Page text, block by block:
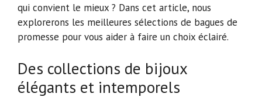
qui convient le mieux ? Dans cet article, nous
explorerons les meilleures sélections de bagues de
promesse pour vous aider à faire un choix éclairé.
Des collections de bijoux
élégants et intemporels